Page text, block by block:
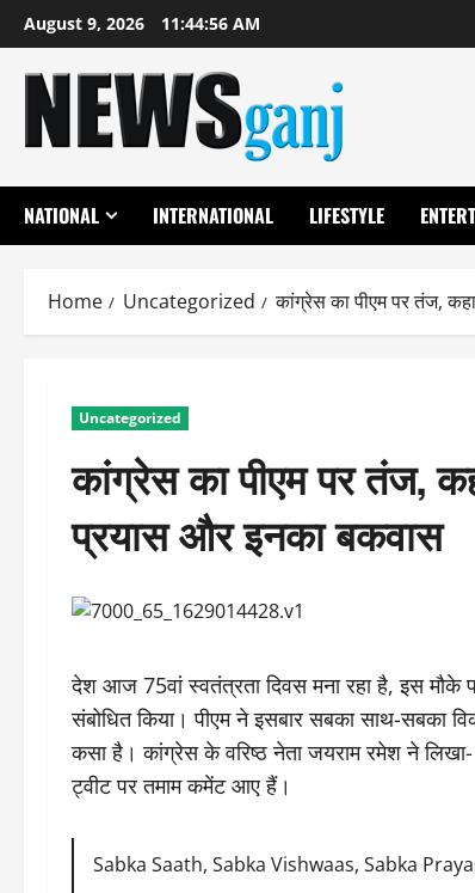
Skip
to
content
August 9, 2026 11:44:56 AM
NATIONAL INTERNATIONAL LIFESTYLE
Home Uncategorized कांग्रेस का पीएम पर तंज,
Uncategorized
कांग्रेस का पीएम पर तंज,
प्रयास और इनका बकवास
देश आज 75वां स्वतंत्रता दिवस मना रहा है, इस मौके
संबोधित किया। पीएम ने इसबार सबका साथ-सबका
कसा है। कांग्रेस के वरिष्ठ नेता जयराम रमेश ने
ट्वीट पर तमाम कमेंट आए हैं।
Sabka Saath, Sabka Vishwaas, Sabka